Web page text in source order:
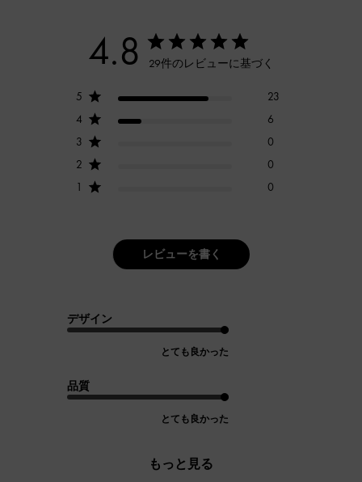
4.8 29件のレビューに基づく
5
23
4
6
3
0
2
0
1
0
レビューを書く
デザイン
とても良かった
品質
とても良かった
もっと見る